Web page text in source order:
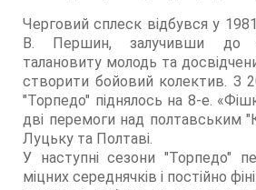
Черговий сплеск відбувся у
В. Першин, залучивши до
талановиту молодь та
створити бойовий колектив. З
"Торпедо" піднялось на 8-е.
дві перемоги над полтавським
Луцьку та Полтаві.
У наступні сезони "Торпедо"
міцних середнячків і постійно